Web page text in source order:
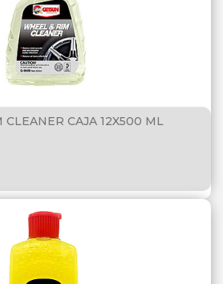
CAJA 12X500 ML